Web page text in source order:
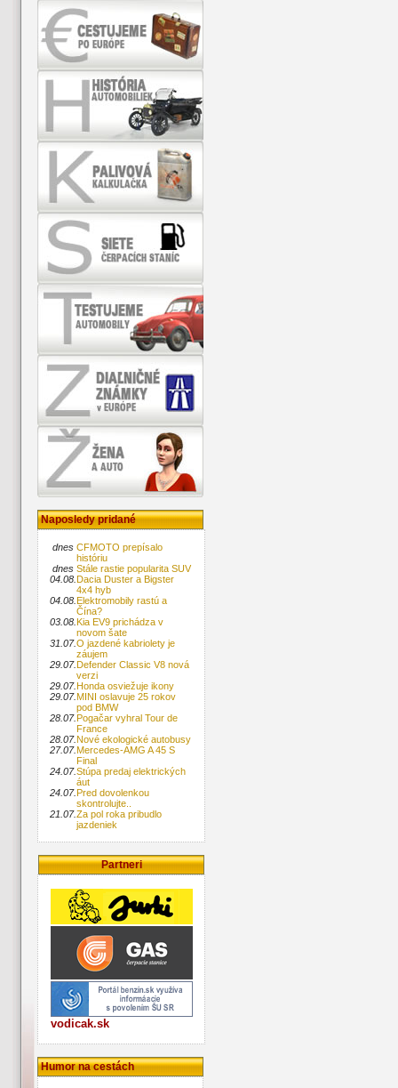
Naposledy pridané
dnes CFMOTO prepísalo
históriu
dnes Stále rastie popularita SUV
04.08.Dacia Duster a Bigster
4x4 hyb
04.08.Elektromobily rastú a
Čína?
03.08.Kia EV9 prichádza v
novom šate
31.07.O jazdené kabriolety je
záujem
29.07.Defender Classic V8 nová
verzi
29.07.Honda osviežuje ikony
29.07.MINI oslavuje 25 rokov
pod BMW
28.07.Pogačar vyhral Tour de
France
28.07.Nové ekologické autobusy
27.07.Mercedes-AMG A 45 S
Final
24.07.Stúpa predaj elektrických
áut
24.07.Pred dovolenkou
skontrolujte..
21.07.Za pol roka pribudlo
jazdeniek
Partneri
vodicak.sk
Humor na cestách